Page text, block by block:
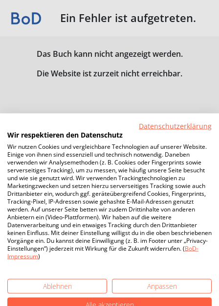
Ein Fehler ist aufgetreten.
Das Buch kann nicht angezeigt werden.
Die Website ist zurzeit nicht erreichbar.
Datenschutzerklärung
Wir respektieren den Datenschutz
Wir nutzen Cookies und vergleichbare Technologien auf unserer Website.
Einige von ihnen sind essenziell und technisch notwendig. Daneben
verwenden wir Analysemethoden (z. B. Cookies oder Fingerprints sowie
serverseitiges Tracking), um zu messen, wie häufig unsere Seite besucht
und wie sie genutzt wird. Wir verwenden Trackingtechnologien zu
Marketingzwecken und setzen hierzu serverseitiges Tracking sowie auch
Drittanbieter ein, wodurch ggf. geräteübergreifend Cookies, Fingerprints,
Tracking-Pixel, IP-Adressen sowie gehashte E-Mail-Adressen genutzt
werden. Auf unserer Seite betten wir zudem Drittinhalte von anderen
Anbietern ein (Video-Plattformen). Wir haben auf die weitere
Datenverarbeitung und ein etwaiges Tracking durch den Drittanbieter
keinen Einfluss. Mit deiner Einstellung willigst du in die oben beschriebenen
Vorgänge ein. Du kannst deine Einwilligung (z. B. im Footer unter „Privacy-
Einstellungen“) jederzeit mit Wirkung für die Zukunft widerrufen. (BoD-
Impressum)
Ablehnen
Anpassen